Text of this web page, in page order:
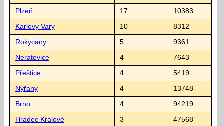
Plzeň 17 10383
Karlovy Vary 10 8312
Rokycany 5 9361
Neratovice 4 7643
Přeštice 4 5419
Nýřany 4 13748
Brno 4 94219
Hradec Králové 3 47568